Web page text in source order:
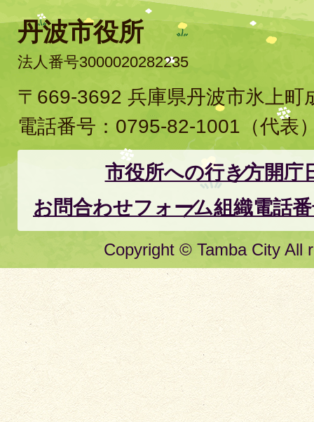
丹波市役所
法人番号3000020282235
〒669-3692 兵庫県丹波市氷上町
電話番号： 0795-82-1001 （代表
市役所への行き方開庁
お問合わせフォーム組織電話
Copyright © Tamba City All